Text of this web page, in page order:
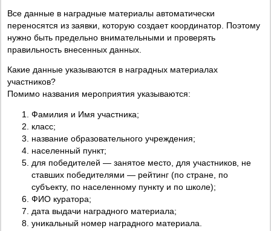
Все данные в наградные материалы автоматически
переносятся из заявки, которую создает координатор. Поэтому
нужно быть предельно внимательными и проверять
правильность внесенных данных.
Какие данные указываются в наградных материалах
участников?
Помимо названия мероприятия указываются:
Фамилия и Имя участника;
класс;
название образовательного учреждения;
населенный пункт;
для победителей — занятое место, для участников, не
ставших победителями — рейтинг (по стране, по
субъекту, по населенному пункту и по школе);
ФИО куратора;
дата выдачи наградного материала;
уникальный номер наградного материала.